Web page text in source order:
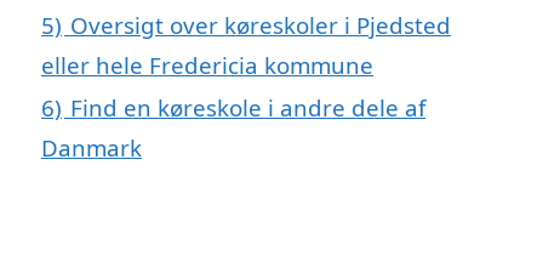
5) Oversigt over køreskoler i Pjedsted
eller hele Fredericia kommune
6) Find en køreskole i andre dele af
Danmark